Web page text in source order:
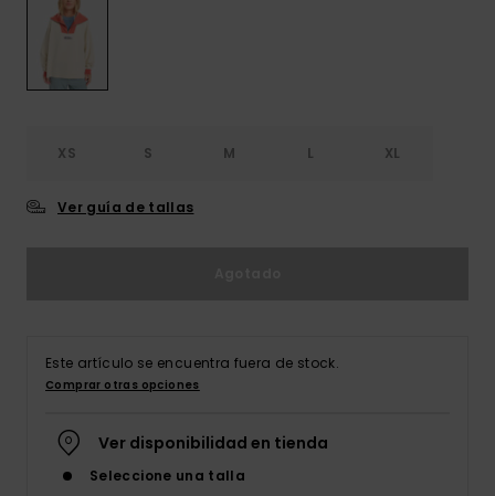
XS S M L XL
Ver guía de tallas
Este artículo se encuentra fuera de stock.
Comprar otras opciones
Ver disponibilidad en tienda
Seleccione una talla